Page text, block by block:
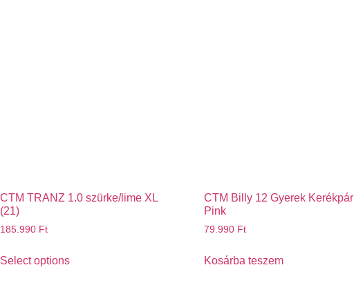
CTM TRANZ 1.0 szürke/lime XL
(21)
185.990 Ft
Select options
CTM Billy 12 Gyerek Kerékpár
Pink
79.990 Ft
Kosárba teszem